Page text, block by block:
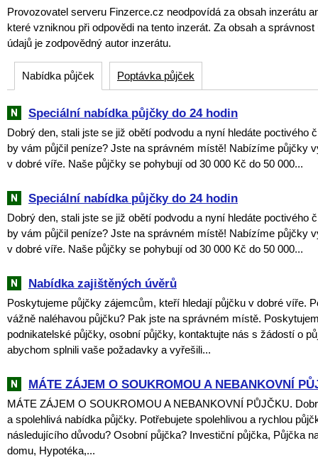
Provozovatel serveru Finzerce.cz neodpovídá za obsah inzerátu
které vzniknou při odpovědi na tento inzerát. Za obsah a
údajů je zodpovědný autor inzerátu.
Nabídka půjček Poptávka půjček
Speciální nabídka půjčky do 24 hodin
Dobrý den, stali jste se již obětí podvodu a nyní hledáte poctivého
by vám půjčil peníze? Jste na správném místě! Nabízíme půjčky
v dobré víře. Naše půjčky se pohybují od 30 000 Kč do 50 000...
Speciální nabídka půjčky do 24 hodin
Dobrý den, stali jste se již obětí podvodu a nyní hledáte poctivého
by vám půjčil peníze? Jste na správném místě! Nabízíme půjčky
v dobré víře. Naše půjčky se pohybují od 30 000 Kč do 50 000...
Nabídka zajištěných úvěrů
Poskytujeme půjčky zájemcům, kteří hledají půjčku v dobré víře.
vážně naléhavou půjčku? Pak jste na správném místě.
podnikatelské půjčky, osobní půjčky, kontaktujte nás s žádostí o
abychom splnili vaše požadavky a vyřešili...
MÁTE ZÁJEM O SOUKROMOU A NEBANKOVNÍ
MÁTE ZÁJEM O SOUKROMOU A NEBANKOVNÍ PŮJČKU.
a spolehlivá nabídka půjčky. Potřebujete spolehlivou a rychlou
následujícího důvodu? Osobní půjčka? Investiční půjčka, Půjčka
domu, Hypotéka,...